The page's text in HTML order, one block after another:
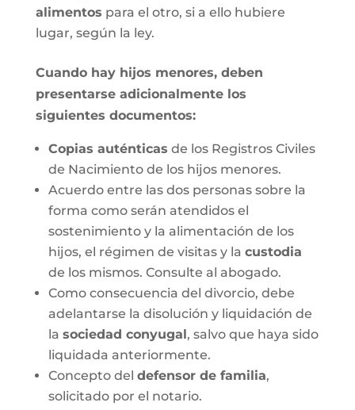
alimentos para el otro, si a ello hubiere
lugar, según la ley.
Cuando hay hijos menores, deben
presentarse adicionalmente los
siguientes documentos:
Copias auténticas de los Registros Civiles
de Nacimiento de los hijos menores.
Acuerdo entre las dos personas sobre la
forma como serán atendidos el
sostenimiento y la alimentación de los
hijos, el régimen de visitas y la custodia
de los mismos. Consulte al abogado.
Como consecuencia del divorcio, debe
adelantarse la disolución y liquidación de
la sociedad conyugal, salvo que haya sido
liquidada anteriormente.
Concepto del defensor de familia,
solicitado por el notario.